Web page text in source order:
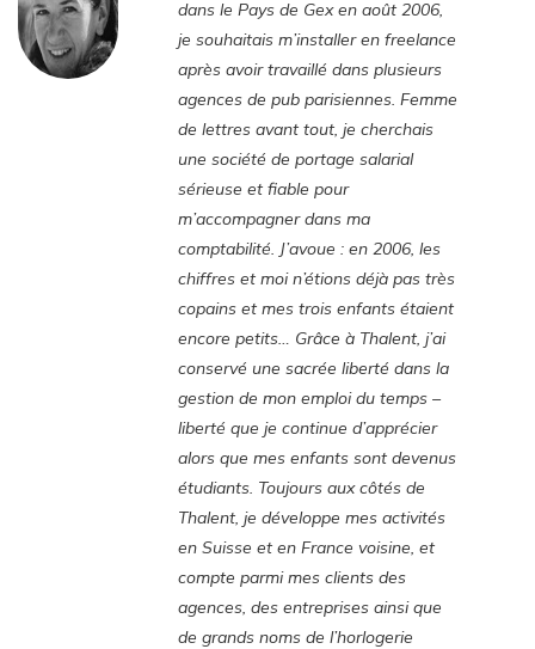
dans le Pays de Gex en août 2006,
je souhaitais m’installer en freelance
après avoir travaillé dans plusieurs
agences de pub parisiennes. Femme
de lettres avant tout, je cherchais
une société de portage salarial
sérieuse et fiable pour
m’accompagner dans ma
comptabilité. J’avoue : en 2006, les
chiffres et moi n’étions déjà pas très
copains et mes trois enfants étaient
encore petits… Grâce à Thalent, j’ai
conservé une sacrée liberté dans la
gestion de mon emploi du temps –
liberté que je continue d’apprécier
alors que mes enfants sont devenus
étudiants. Toujours aux côtés de
Thalent, je développe mes activités
en Suisse et en France voisine, et
compte parmi mes clients des
agences, des entreprises ainsi que
de grands noms de l’horlogerie